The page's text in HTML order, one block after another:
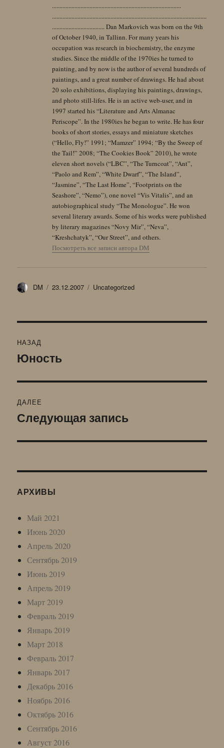
......................................................................................
.......................................................................................................
................................... Dan Markovich was born on the 9th
of October 1940, in Tallinn. For many years his
occupation was research in biochemistry, the enzyme
studies. Since the middle of the 1970ies he turned to
painting, and by now is the author of several hundreds of
paintings, and a great number of drawings. He had about
20 solo exhibitions, displaying his paintings, drawings,
and photo still-lifes. He is an active web-user, and in
1997 started his “Literature and Arts Almanac
Periscope”. In the 1980ies he began to write. He has four
books of short stories, essays and miniature sketches
(“Hello, Fly!” 1991; “Mamzer” 1994; “By the Sweep of
the Tail!” 2008; “The Cookies Book” 2010), he wrote
eleven short novels (“LBC”, “The Turncoat”, “Ant”,
“Paolo and Rem”, “White Dwarf”, “The Island”,
“Jasmine”, “The Last Home”, “Footprints on the
Seashore”, “Nemo”), one novel “Vis Vitalis”, and an
autobiographical study “The Monologue”. He won
several literary awards. Some of his works were published
by literary magazines “Novy Mir”, “Neva”,
“Kreshchatyk”, “Our Street”, and others.
Посмотреть все записи автора DM
Автор
DM Опубликовано
23.12.2007 Рубрики
Uncategorized
по
НАЗАД
Предыдущая
Юность
ДАЛЕЕ
Следующая
Следующая запись
АРХИВЫ
Май 2021
Июнь 2020
Апрель 2020
Сентябрь 2019
Июнь 2019
Апрель 2019
Март 2019
Февраль 2019
Январь 2019
Март 2018
Февраль 2017
Январь 2017
Декабрь 2016
Ноябрь 2016
Октябрь 2016
Сентябрь 2016
Август 2016